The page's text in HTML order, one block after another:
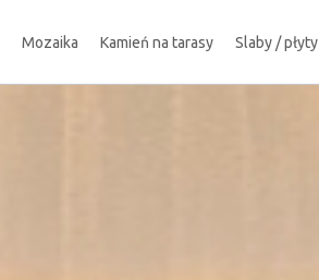
Mozaika Kamień na tarasy Slaby / płyty